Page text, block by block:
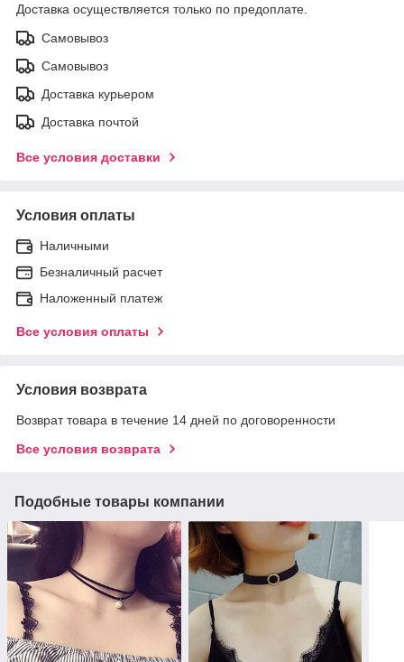
Доставка осуществляется только по предоплате.
Самовывоз
Самовывоз
Доставка курьером
Доставка почтой
Все условия доставки
Условия оплаты
Наличными
Безналичный расчет
Наложенный платеж
Все условия оплаты
Условия возврата
Возврат товара в течение 14 дней по договоренности
Все условия возврата
Подобные товары компании